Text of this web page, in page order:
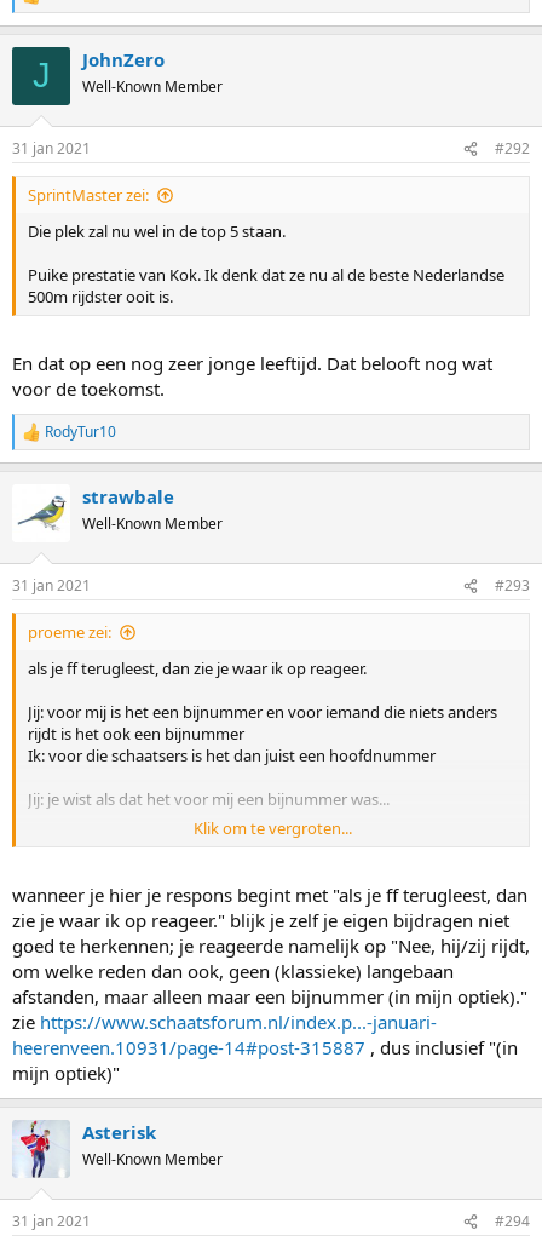
e
s
:
J JohnZero
Well-Known Member
31 jan 2021 #292
SprintMaster zei:
Die plek zal nu wel in de top 5 staan.
Puike prestatie van Kok. Ik denk dat ze nu al de beste Nederlandse
500m rijdster ooit is.
En dat op een nog zeer jonge leeftijd. Dat belooft nog wat
voor de toekomst.
R
e
t
s
:
RodyTur10
strawbale
Well-Known Member
31 jan 2021 #293
proeme zei:
als je ff terugleest, dan zie je waar ik op reageer.
Jij: voor mij is het een bijnummer en voor iemand die niets anders
rijdt is het ook een bijnummer
Ik: voor die schaatsers is het dan juist een hoofdnummer
Jij: je wist als dat het voor mij een bijnummer was...
Klik om te vergroten...
wanneer je hier je respons begint met "als je ff terugleest, dan
zie je waar ik op reageer." blijk je zelf je eigen bijdragen niet
goed te herkennen; je reageerde namelijk op "Nee, hij/zij rijdt,
om welke reden dan ook, geen (klassieke) langebaan
afstanden, maar alleen maar een bijnummer (in mijn optiek)."
zie https://www.schaatsforum.nl/index.p...-januari-
heerenveen.10931/page-14#post-315887 , dus inclusief "(in
mijn optiek)"
Asterisk
Well-Known Member
31 jan 2021 #294